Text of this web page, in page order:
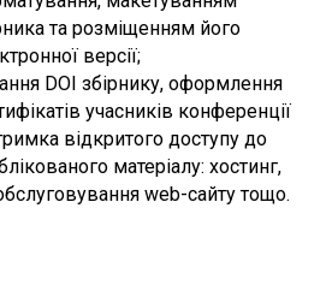
та розміщенням його
версії;
DOI збірнику, оформлення
учасників конференції
відкритого доступу до
матеріалу: хостинг,
web-сайту тощо.